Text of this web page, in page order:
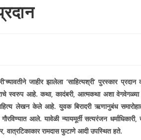
‘च्यावतीने जाहीर झालेला ‘साहित्यश्री‘पुरस्कार प्रदान
स्वरुप आहे. कथा,कादंबरी,आत्मकथा अशा वेगवेगळ्या
लेखन केले आहे. युवक बिरादरी ऋणानुबंध
आले. यावेळी न्यायमूर्ती सत्यरंजन धर्माधिकारी,
,वात्रटिकाकार रामदास फुटाणे आदी उपस्थित हते.